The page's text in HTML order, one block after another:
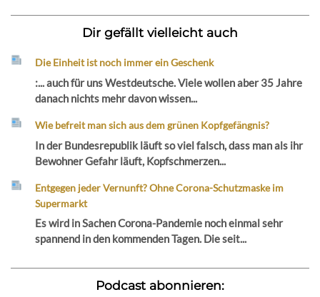
Dir gefällt vielleicht auch
Die Einheit ist noch immer ein Geschenk
:... auch für uns Westdeutsche. Viele wollen aber 35 Jahre
danach nichts mehr davon wissen...
Wie befreit man sich aus dem grünen Kopfgefängnis?
In der Bundesrepublik läuft so viel falsch, dass man als ihr
Bewohner Gefahr läuft, Kopfschmerzen...
Entgegen jeder Vernunft? Ohne Corona-Schutzmaske im
Supermarkt
Es wird in Sachen Corona-Pandemie noch einmal sehr
spannend in den kommenden Tagen. Die seit...
Podcast abonnieren: